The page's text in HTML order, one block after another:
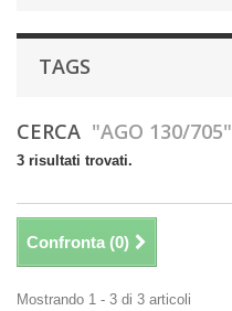
TAGS
CERCA "AGO 130/705"
3 risultati trovati.
Confronta (0)
Mostrando 1 - 3 di 3 articoli